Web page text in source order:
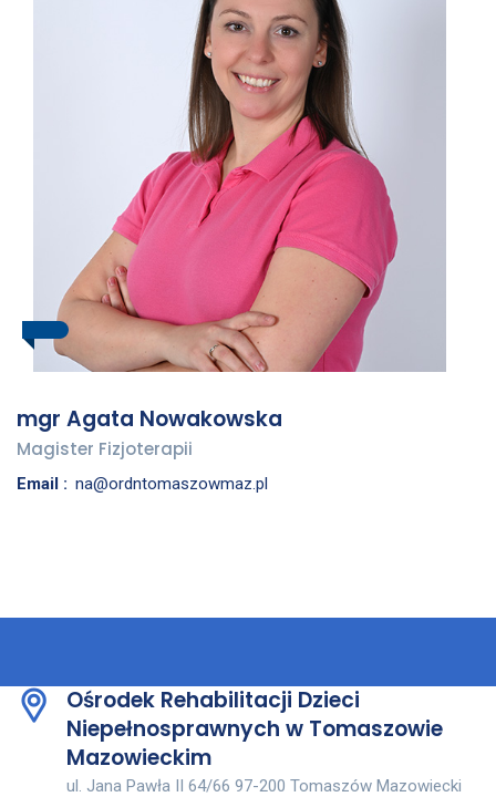
mgr Agata Nowakowska
Magister Fizjoterapii
Email : na@ordntomaszowmaz.pl
Ośrodek Rehabilitacji Dzieci
Niepełnosprawnych w Tomaszowie
Mazowieckim
ul. Jana Pawła II 64/66 97-200 Tomaszów Mazowiecki